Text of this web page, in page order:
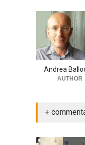
Andrea
AUTHOR
+